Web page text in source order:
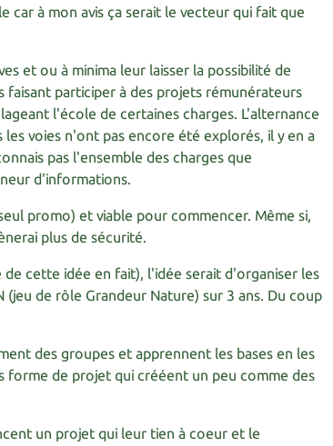
car à mon avis ça serait le vecteur qui fait que
et ou à minima leur laisser la possibilité de
faisant participer à des projets rémunérateurs
l'école de certaines charges. L'alternance
voies n'ont pas encore été explorés, il y en a
pas l'ensemble des charges que
d'informations.
promo) et viable pour commencer. Même si,
plus de sécurité.
de cette idée en fait), l'idée serait d'organiser les
de rôle Grandeur Nature) sur 3 ans. Du coup
des groupes et apprennent les bases en les
forme de projet qui crééent un peu comme des
un projet qui leur tien à coeur et le